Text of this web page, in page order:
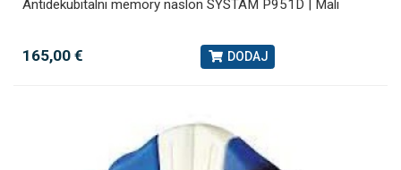
Antidekubitalni memory naslon SYSTAM P951D | Mali
165,00 € DODAJ